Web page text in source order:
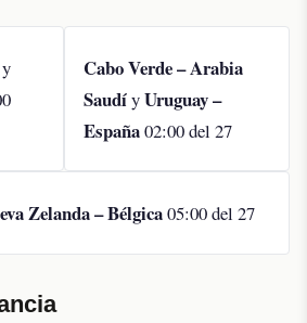
Cabo Verde – Arabia
SaudíyUruguay –
España02:00 del 27
Zelanda – Bélgica05:00 del 27